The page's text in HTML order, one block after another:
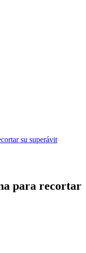
su superávit
para recortar